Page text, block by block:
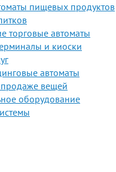
пищевых продуктов
торговые автоматы
и киоски
автоматы
вещей
оборудование